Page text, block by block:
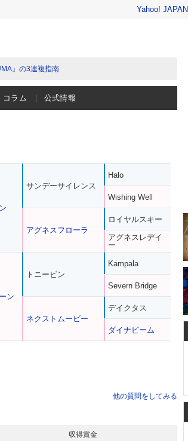
Yahoo! JAPAN
』の3連複指南
コラム 公式情報
ン
サンデーサイレンス
アグネスフローラ
トニービン
ネクストムービー
Halo
Wishing Well
ロイヤルスキー
アグネスレデイ
ー
Kampala
Severn Bridge
デイクタス
ダイナビーム
他の質問をしてみる
収得賞金